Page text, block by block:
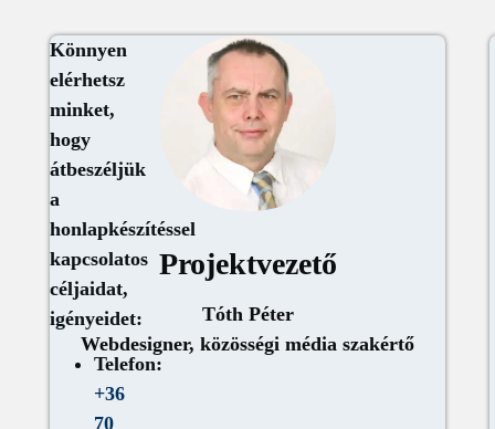
Könnyen
elérhetsz
minket,
hogy
átbeszéljük
a
honlapkészítéssel
kapcsolatos
céljaidat,
igényeidet:
Telefon:
+36
70
Projektvezető
Tóth Péter
Webdesigner, közösségi média szakértő